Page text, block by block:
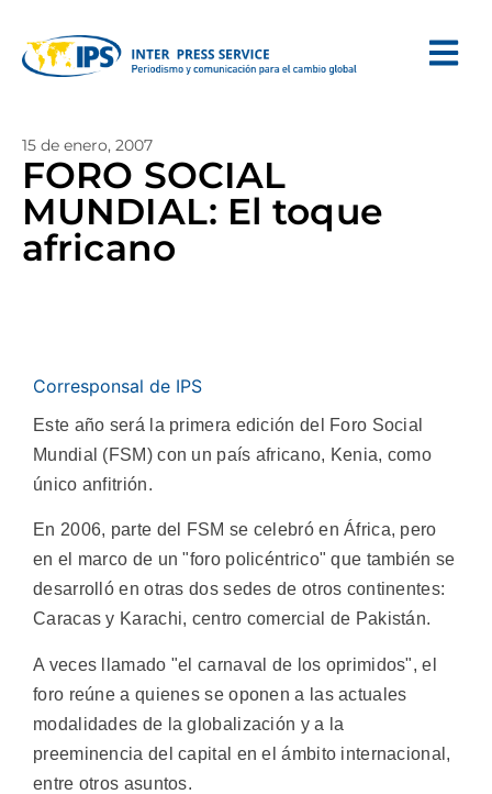
15 de enero, 2007
FORO SOCIAL
MUNDIAL: El toque
africano
Corresponsal de IPS
Este año será la primera edición del Foro Social
Mundial (FSM) con un país africano, Kenia, como
único anfitrión.
En 2006, parte del FSM se celebró en África, pero
en el marco de un "foro policéntrico" que también se
desarrolló en otras dos sedes de otros continentes:
Caracas y Karachi, centro comercial de Pakistán.
A veces llamado "el carnaval de los oprimidos", el
foro reúne a quienes se oponen a las actuales
modalidades de la globalización y a la
preeminencia del capital en el ámbito internacional,
entre otros asuntos.